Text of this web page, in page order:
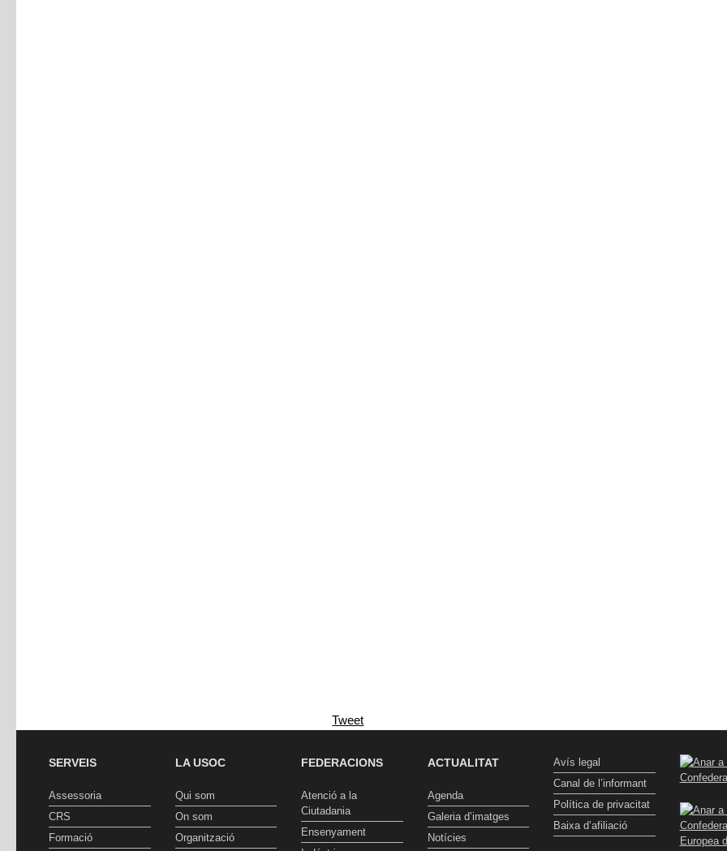
Tweet
SERVEIS
Assessoria
CRS
Formació
LA USOC
Qui som
On som
Organització
FEDERACIONS
Atenció a la
Ciutadania
Ensenyament
ACTUALITAT
Agenda
Galeria d’imatges
Notícies
Avís legal
Canal de l’informant
Política de privacitat
Baixa d’afiliació